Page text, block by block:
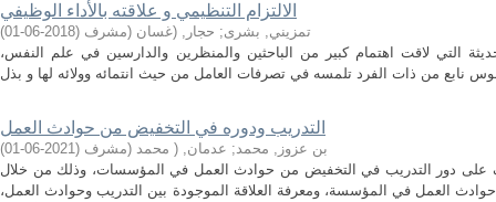
الالتزام التنظيمي و علاقته بالأداء الوظيفي
تمزيني, بشرى; حجار, (غسان (مشرف (
2018-06-01
)
التي لاقت اهتمام كبير من الباحثين والمنظرين والدارسين في علم النفس،
التدريب ودوره في التخفيض من حوادث العمل
بن عزوز, محمد; عدمان, ( محمد (مشرف (
2021-06-01
)
على دور التدريب في التخفيض من حوادث العمل في المؤسسات، وذلك من خلال
العمل في المؤسسة، ومعرفة العلاقة الموجودة بين التدريب وحوادث العمل،